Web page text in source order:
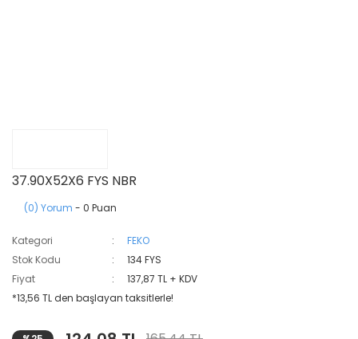
37.90X52X6 FYS NBR
(0) Yorum - 0 Puan
Kategori
FEKO
Stok Kodu
134 FYS
Fiyat
137,87 TL + KDV
*13,56 TL den başlayan taksitlerle!